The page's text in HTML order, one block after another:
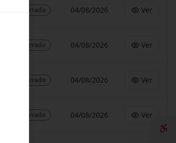
Encerrado 04/08/2026 Ver
Encerrado 04/08/2026 Ver
Encerrado 04/08/2026 Ver
Encerrado 04/08/2026 Ver